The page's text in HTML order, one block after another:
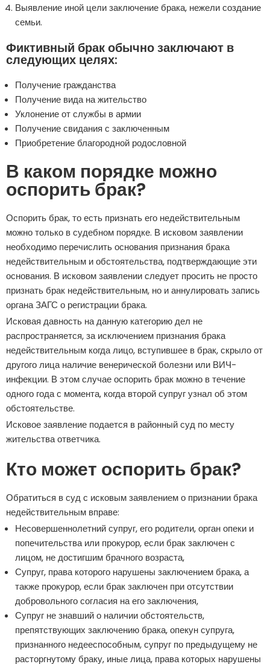
Выявление иной цели заключение брака, нежели создание
семьи.
Фиктивный брак обычно заключают в
следующих целях:
Получение гражданства
Получение вида на жительство
Уклонение от службы в армии
Получение свидания с заключенным
Приобретение благородной родословной
В каком порядке можно
оспорить брак?
Оспорить брак, то есть признать его недействительным
можно только в судебном порядке. В исковом заявлении
необходимо перечислить основания признания брака
недействительным и обстоятельства, подтверждающие эти
основания. В исковом заявлении следует просить не просто
признать брак недействительным, но и аннулировать запись
органа ЗАГС о регистрации брака.
Исковая давность на данную категорию дел не
распространяется, за исключением признания брака
недействительным когда лицо, вступившее в брак, скрыло от
другого лица наличие венерической болезни или ВИЧ-
инфекции. В этом случае оспорить брак можно в течение
одного года с момента, когда второй супруг узнал об этом
обстоятельстве.
Исковое заявление подается в районный суд по месту
жительства ответчика.
Кто может оспорить брак?
Обратиться в суд с исковым заявлением о признании брака
недействительным вправе:
Несовершеннолетний супруг, его родители, орган опеки и
попечительства или прокурор, если брак заключен с
лицом, не достигшим брачного возраста,
Супруг, права которого нарушены заключением брака, а
также прокурор, если брак заключен при отсутствии
добровольного согласия на его заключения,
Супруг не знавший о наличии обстоятельств,
препятствующих заключению брака, опекун супруга,
признанного недееспособным, супруг по предыдущему не
расторгнутому браку, иные лица, права которых нарушены